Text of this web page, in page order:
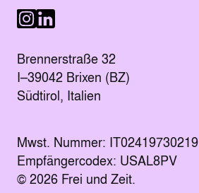
Besuche uns auf LinkedIn
Besuche uns auf Instagram
Brennerstraße 32
I–39042 Brixen (BZ)
Südtirol, Italien
Mwst. Nummer: IT02419730219
Empfängercodex: USAL8PV
© 2026 Frei und Zeit.